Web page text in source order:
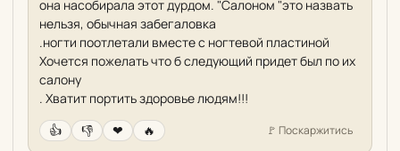
она насобирала этот дурдом. "Салоном "это назвать
нельзя, обычная забегаловка
.ногти поотлетали вместе с ногтевой пластиной
Хочется пожелать что б следующий придет был по их
салону
. Хватит портить здоровье людям!!!
👍
👎 ❤ 🔥 🚩 Поскаржитись